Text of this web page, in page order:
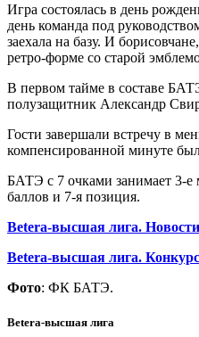
Игра состоялась в день
день команда под
заехала на базу. И
ретро-форме со старой
В первом тайме в составе
полузащитник Александр
Гости завершали встречу в
компенсированной минуте
БАТЭ с 7 очками занимает 3-е
баллов и 7-я позиция.
Betera-высшая лига.
Betera-высшая лига.
Фото: ФК БАТЭ.
Betera-высшая лига